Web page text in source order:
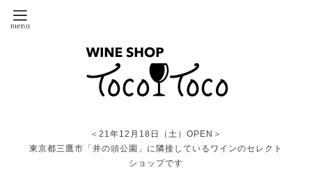
＜21年12月18日（土）OPEN＞
東京都三鷹市「井の頭公園」に隣接しているワインのセレクト
ショップです